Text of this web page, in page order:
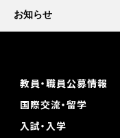
お知らせ
教員・職員公募情報
国際交流・留学
入試・入学